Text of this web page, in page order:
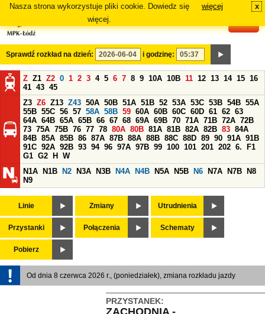
Nasza strona wykorzystuje pliki cookie. Dowiedz się
więcej.
więcej x
Sprawdź rozkład na dzień: i godzinę:
Z Z1 Z2 0 1 2 3 4 5 6 7 8 9 10A 10B 11 12 13 14 15 16
41 43 45
Z3 Z6 Z13 Z43 50A 50B 51A 51B 52 53A 53C 53B 54B 55A
55B 55C 56 57 58A 58B 59 60A 60B 60C 60D 61 62 63
64A 64B 65A 65B 66 67 68 69A 69B 70 71A 71B 72A 72B
73 75A 75B 76 77 78 80A 80B 81A 81B 82A 82B 83 84A
84B 85A 85B 86 87A 87B 88A 88B 88C 88D 89 90 91A 91B
91C 92A 92B 93 94 96 97A 97B 99 100 101 201 202 6.
F1
G1 G2 H
W
N1A
N1B N2 N3A N3B N4A N4B N5A N5B N6 N7A N7B
N8
N9
Linie Zmiany Utrudnienia
Przystanki Połączenia Schematy
Pobierz
Od dnia 8 czerwca 2026 r., (poniedziałek), zmiana rozkładu jazdy
PRZYSTANEK: